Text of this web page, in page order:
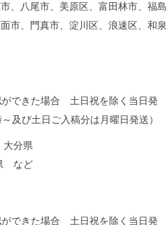
、八尾市、美原区、富田林市、福島
市、門真市、淀川区、浪速区、和泉
ができた場合 土日祝を除く当日発
及び土日ご入稿分は月曜日発送）
大分県
など
ができた場合 土日祝を除く当日発